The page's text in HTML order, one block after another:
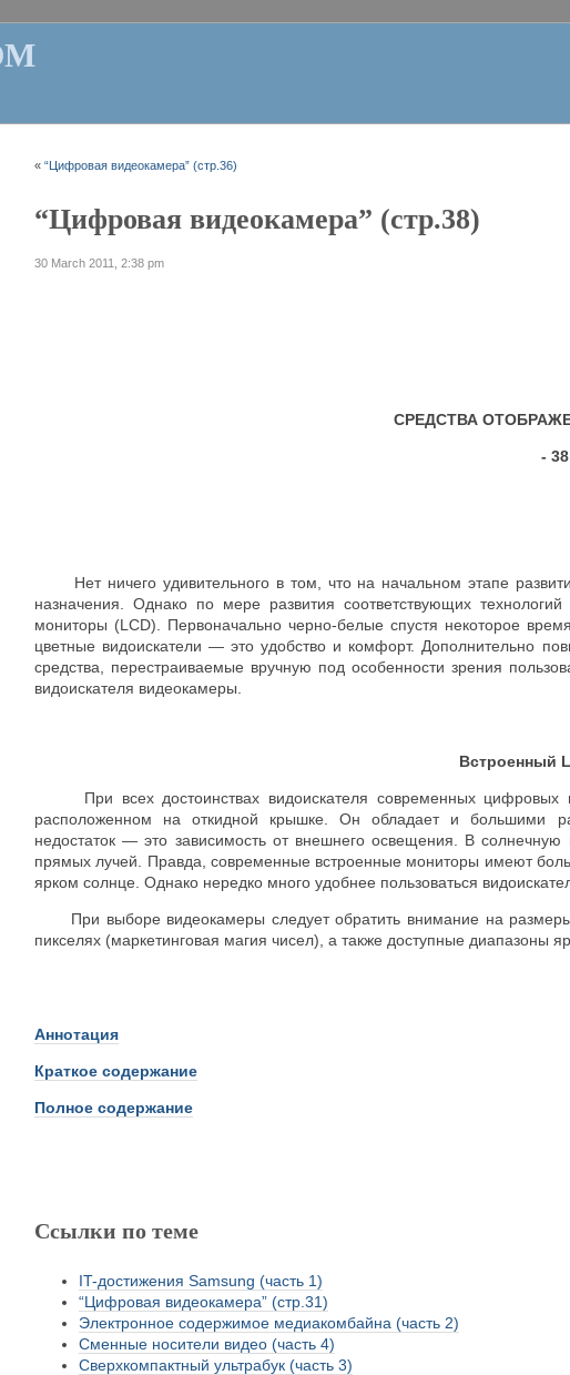
«“Цифровая видеокамера” (стр.36)
“Цифровая видеокамера” (стр.38)
30 March 2011, 2:38 pm
СРЕДСТВА
-
Нет ничего удивительного в том, что на начальном этапе
назначения. Однако по мере развития соответствующих
мониторы (LCD). Первоначально черно-белые спустя некоторое
цветные видоискатели — это удобство и комфорт. Дополнительно
средства, перестраиваемые вручную под особенности зрения
видоискателя видеокамеры.
Встроенный
При всех достоинствах видоискателя современных цифровых
расположенном на откидной крышке. Он обладает и большими
недостаток — это зависимость от внешнего освещения. В
прямых лучей. Правда, современные встроенные мониторы имеют
ярком солнце. Однако нередко много удобнее пользоваться
При выборе видеокамеры следует обратить внимание на размеры
пикселях (маркетинговая магия чисел), а также доступные диапазоны
Аннотация
Краткое содержание
Полное содержание
Ссылки по теме
IT-достижения Samsung (часть 1)
“Цифровая видеокамера” (стр.31)
Электронное содержимое медиакомбайна (часть 2)
Сменные носители видео (часть 4)
Сверхкомпактный ультрабук (часть 3)